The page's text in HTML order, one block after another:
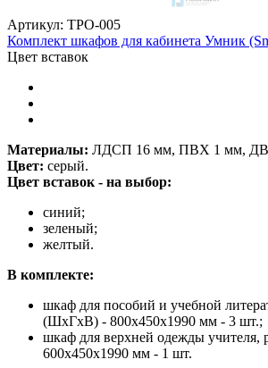
Артикул: ТРО-005
Комплект шкафов для кабинета Умник
Цвет вставок
Материалы: ЛДСП 16 мм, ПВХ 1 мм,
Цвет: серый.
Цвет вставок - на выбор:
синий;
зеленый;
желтый.
В комплекте:
шкаф для пособий и учебной
(ШхГхВ) - 800х450х1990 мм - 3 шт.;
шкаф для верхней одежды
600х450х1990 мм - 1 шт.